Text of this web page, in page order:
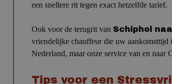
een snellere rit tegen exact hetzelfde tarief.
Ook voor de terugrit van Schiphol
vriendelijke chauffeur die uw aankomsttijd
Nederland, maar onze service van en naar
Tips voor een